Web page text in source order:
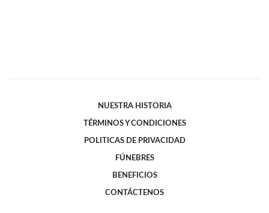
NUESTRA HISTORIA
TÉRMINOS Y CONDICIONES
POLITICAS DE PRIVACIDAD
FÚNEBRES
BENEFICIOS
CONTÁCTENOS